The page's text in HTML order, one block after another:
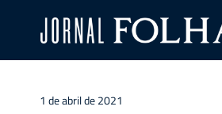
1 de abril de 2021